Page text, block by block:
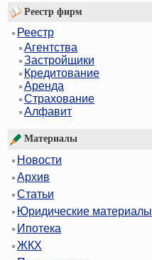
Реестр фирм
Реестр
Агентства
Застройщики
Кредитование
Аренда
Страхование
Алфавит
Материалы
Новости
Архив
Статьи
Юридические материалы
Ипотека
ЖКХ